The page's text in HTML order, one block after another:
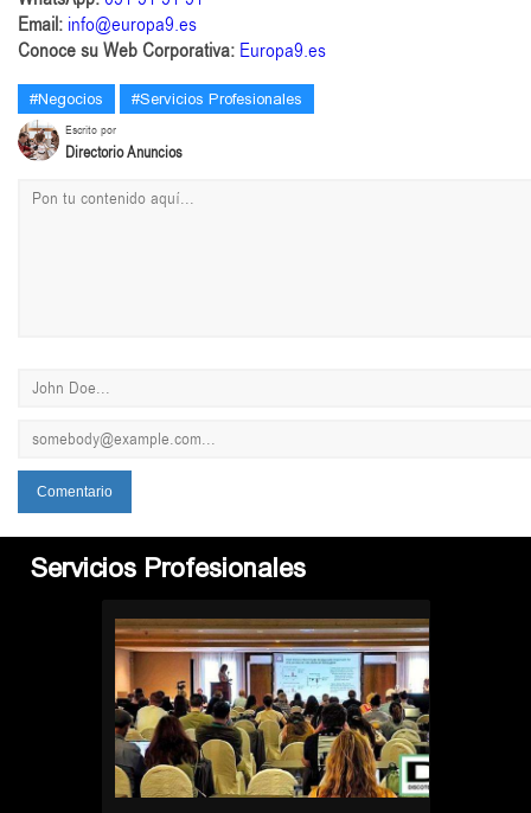
Email: info@europa9.es
Conoce su Web Corporativa: Europa9.es
#Negocios #Servicios Profesionales
Escrito por
Directorio Anuncios
Servicios Profesionales